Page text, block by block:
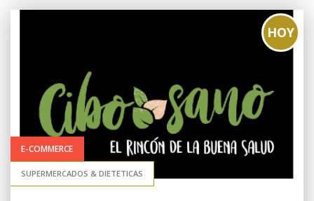
HOY
E-COMMERCE
SUPERMERCADOS & DIETETICAS